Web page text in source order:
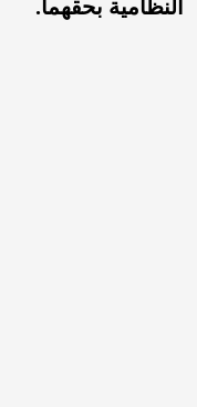
النظامية بحقهما.